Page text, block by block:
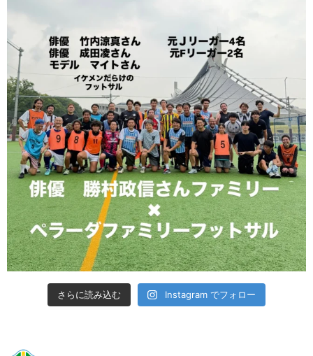
さらに読み込む Instagram でフォロー